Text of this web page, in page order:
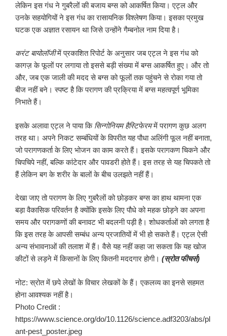
लेकिन इस गंध ने गुबरैलों की बजाय बग्स को आकर्षित किया। एट्ल और
उनके सहयोगियों ने इस गंध का रासायनिक विश्लेषण किया। इसका प्रमुख
घटक एक अज्ञात रसायन था जिसे उन्होंने गैम्बनोल नाम दिया है।
करंट बायोलॉजीमें प्रकाशित रिपोर्ट के अनुसार जब एट्ल ने इस गंध को
कागज़ के फूलों पर लगाया तो इससे बड़ी संख्या में बग्स आकर्षित हुए। और तो
और, जब एक जाली की मदद से बग्स को फूलों तक पहुंचने से रोका गया तो
बीज नहीं बने। स्पष्ट है कि परागण की प्रक्रिया में बग्स महत्वपूर्ण भूमिका
निभाते हैं।
इसके अलावा एट्ल ने पाया कि सिन्गोनियम हैस्टिफेरममें परागण कुछ अलग
तरह था। अपने निकट सम्बंधियों के विपरीत यह पौधा अलिंगी फूल नहीं बनाता,
जो परागणकर्ता के लिए भोजन का काम करते हैं। इसके परागकण चिकने और
चिपचिपे नहीं, बल्कि कांटेदार और पावडरी होते हैं। इस तरह से यह चिपकते तो
हैं लेकिन बग के शरीर के बालों के बीच उलझते नहीं हैं।
देखा जाए तो परागण के लिए गुबरैलों को छोड़कर बग्स का हाथ थामना एक
बड़ा वैकासिक परिवर्तन है क्योंकि इसके लिए पौधे को महक छोड़ने का अपना
समय और परागकणों की बनावट भी बदलनी पड़ी है। शोधकर्ताओं को लगता है
कि इस तरह के आपसी सम्बंध अन्य प्रजातियों में भी हो सकते हैं। एट्ल ऐसी
अन्य संभावनाओं की तलाश में हैं। वैसे यह नहीं कहा जा सकता कि यह खोज
कीटों से लड़ने में किसानों के लिए कितनी मददगार होगी। (स्रोत फीचर्स)
नोट: स्रोत में छपे लेखों के विचार लेखकों के हैं। एकलव्य का इनसे सहमत
होना आवश्यक नहीं है।
Photo Credit :
https://www.science.org/do/10.1126/science.adf3203/abs/pl
ant-pest_poster.jpeg